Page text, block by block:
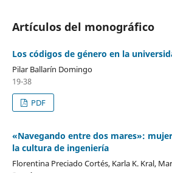
Artículos del monográfico
Los códigos de género en la
Pilar Ballarín Domingo
19-38
PDF
«Navegando entre dos mares»:
la cultura de ingeniería
Florentina Preciado Cortés, Karla K. Kral,